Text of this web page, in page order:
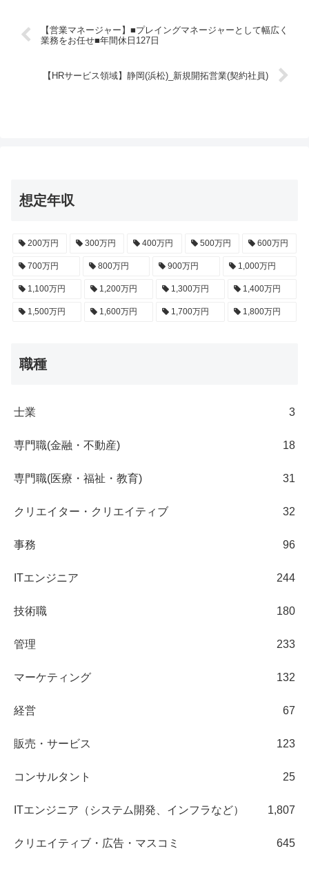
【営業マネージャー】■プレイングマネージャーとして幅広く
業務をお任せ■年間休日127日
【HRサービス領域】静岡(浜松)_新規開拓営業(契約社員)
想定年収
200万円 300万円 400万円 500万円 600万円
700万円 800万円 900万円 1,000万円
1,100万円 1,200万円 1,300万円 1,400万円
1,500万円 1,600万円 1,700万円 1,800万円
職種
士業 3
専門職(金融・不動産) 18
専門職(医療・福祉・教育) 31
クリエイター・クリエイティブ 32
事務 96
ITエンジニア 244
技術職 180
管理 233
マーケティング 132
経営 67
販売・サービス 123
コンサルタント 25
ITエンジニア（システム開発、インフラなど） 1,807
クリエイティブ・広告・マスコミ 645